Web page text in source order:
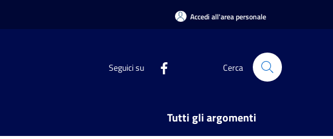
Accedi all'area personale
Seguici su Cerca
Tutti gli argomenti